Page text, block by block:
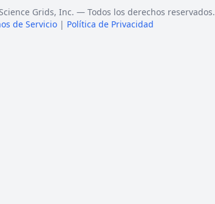
Grids, Inc. — Todos los derechos reservados.
de Servicio | Política de Privacidad